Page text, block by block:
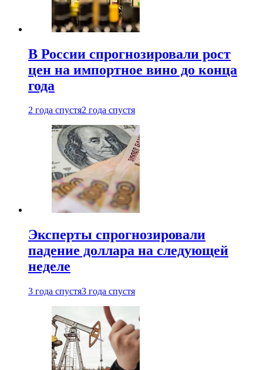
В России спрогнозировали рост
цен на импортное вино до конца
года
2 года спустя2 года спустя
Эксперты спрогнозировали
падение доллара на следующей
неделе
3 года спустя3 года спустя